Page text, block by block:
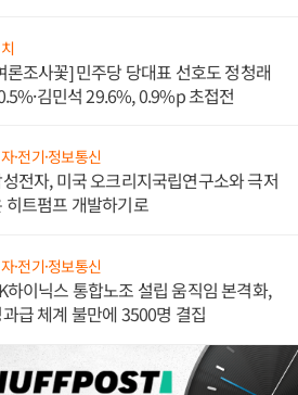
론조사꽃] 민주당 당대표 선호도 정청래
김민석 29.6%, 0.9%p 초접전
·전기·정보통신
전자, 미국 오크리지국립연구소와 극저
히트펌프 개발하기로
·전기·정보통신
하이닉스 통합노조 설립 움직임 본격화,
급 체계 불만에 3500명 결집